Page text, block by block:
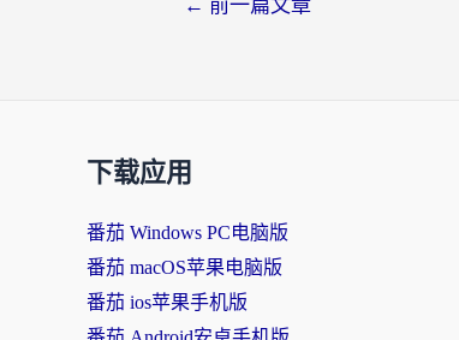
← 前一篇文章
下载应用
番茄 Windows PC电脑版
番茄 macOS苹果电脑版
番茄 ios苹果手机版